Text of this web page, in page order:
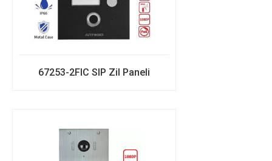
67253-2FIC SIP Zil Paneli